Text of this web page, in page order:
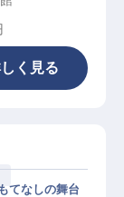
く見る
てなしの舞台